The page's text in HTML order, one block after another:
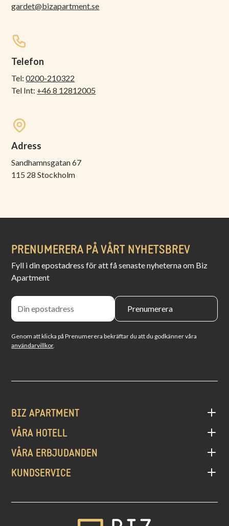
gardet@bizapartment.se
Telefon
Tel:0200-210322
Tel Int: +46 8 12812005
Adress
Sandhamnsgatan 67
115 28 Stockholm
PRENUMERERA PÅ VÅRT NYHETSBREV
Fyll i din epostadress för att få senaste nyheterna om Biz
Apartment
Genom att klicka på Prenumerera bekräftar du att du godkänner våra
användarvillkor.
BIZ APARTMENT
VÅRA HOTELL
VÅRA ERBJUDANDEN
KUNDSERVICE